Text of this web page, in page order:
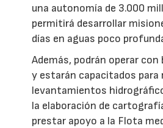
una autonomía de 3.000
permitirá desarrollar
días en aguas poco
Además, podrán operar
y estarán capacitados para
levantamientos
la elaboración de
prestar apoyo a la Flota